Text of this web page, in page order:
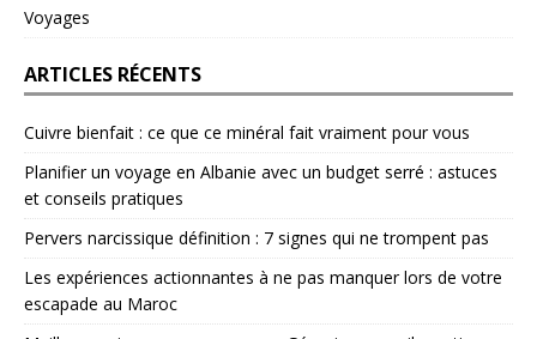
Voyages
ARTICLES RÉCENTS
Cuivre bienfait : ce que ce minéral fait vraiment pour vous
Planifier un voyage en Albanie avec un budget serré : astuces
et conseils pratiques
Pervers narcissique définition : 7 signes qui ne trompent pas
Les expériences actionnantes à ne pas manquer lors de votre
escapade au Maroc